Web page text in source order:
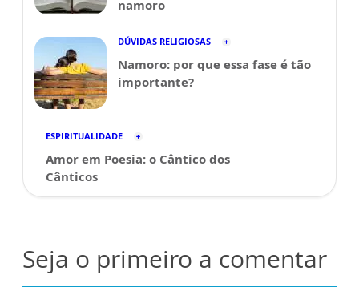
namoro
DÚVIDAS RELIGIOSAS
Namoro: por que essa fase é tão
importante?
ESPIRITUALIDADE
Amor em Poesia: o Cântico dos
Cânticos
Seja o primeiro a comentar